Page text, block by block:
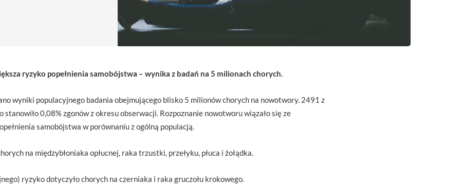
ryzyko popełnienia samobójstwa – wynika z badań na 5 milionach chorych.
wyniki populacyjnego badania obejmującego blisko 5 milionów chorych na nowotwory. 2491 z
stanowiło 0,08% zgonów z okresu obserwacji. Rozpoznanie nowotworu wiązało się ze
samobójstwa w porównaniu z ogólną populacją.
na międzybłoniaka opłucnej, raka trzustki, przełyku, płuca i żołądka.
ryzyko dotyczyło chorych na czerniaka i raka gruczołu krokowego.